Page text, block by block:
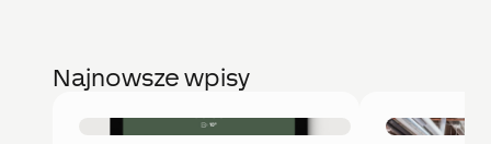
Najnowsze wpisy